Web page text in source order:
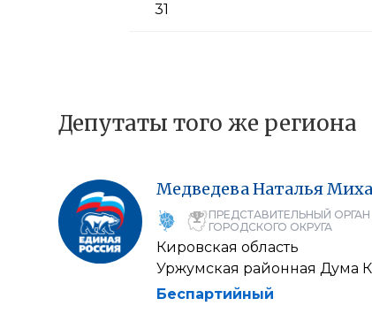
31
Депутаты того же региона
МедведеваНаталья
ПРЕДСТАВИТЕЛЬНЫЙ
ГОРОДСКОГО ОКРУГА
Кировская область
Уржумская районная Дума
Беспартийный